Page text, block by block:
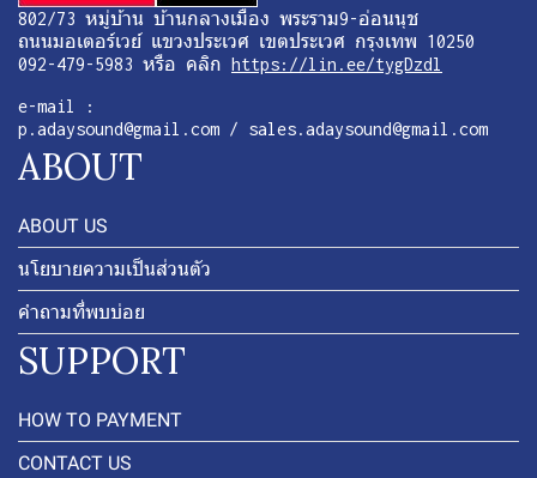
802/73 หมู่บ้าน บ้านกลางเมือง พระราม9-อ่อนนุช
ถนนมอเตอร์เวย์ แขวงประเวศ เขตประเวศ กรุงเทพ 10250
092-479-5983 หรือ คลิก https://lin.ee/tygDzdl
e-mail :
p.adaysound@gmail.com / sales.adaysound@gmail.com
ABOUT
ABOUT US
นโยบายความเป็นส่วนตัว
คำถามที่พบบ่อย
SUPPORT
HOW TO PAYMENT
CONTACT US